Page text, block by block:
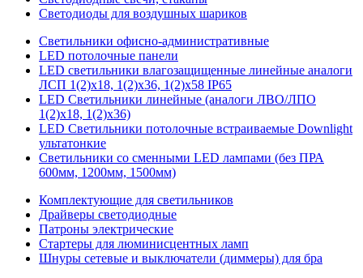
Светодиоды для воздушных шариков
Светильники офисно-административные
LED потолочные панели
LED светильники влагозащищенные линейные аналоги
ЛСП 1(2)х18, 1(2)х36, 1(2)х58 IP65
LED Светильники линейные (аналоги ЛВО/ЛПО
1(2)х18, 1(2)х36)
LED Светильники потолочные встраиваемые Downlight
ультатонкие
Светильники со сменными LED лампами (без ПРА
600мм, 1200мм, 1500мм)
Комплектующие для светильников
Драйверы светодиодные
Патроны электрические
Стартеры для люминисцентных ламп
Шнуры сетевые и выключатели (диммеры) для бра